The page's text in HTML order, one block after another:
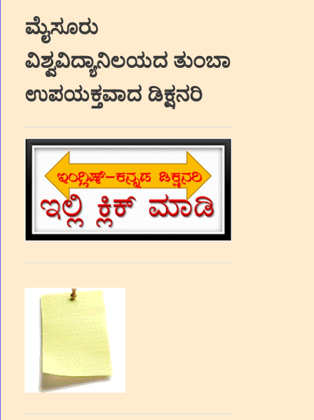
ಮೈಸೂರು
ವಿಶ್ವವಿದ್ಯಾನಿಲಯದ ತುಂಬಾ
ಉಪಯಕ್ತವಾದ ಡಿಕ್ಷನರಿ